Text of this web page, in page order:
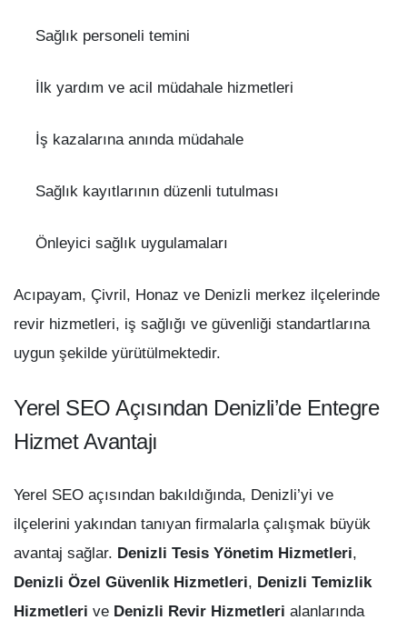
Sağlık personeli temini
İlk yardım ve acil müdahale hizmetleri
İş kazalarına anında müdahale
Sağlık kayıtlarının düzenli tutulması
Önleyici sağlık uygulamaları
Acıpayam, Çivril, Honaz ve Denizli merkez ilçelerinde
revir hizmetleri, iş sağlığı ve güvenliği standartlarına
uygun şekilde yürütülmektedir.
Yerel SEO Açısından Denizli’de Entegre
Hizmet Avantajı
Yerel SEO açısından bakıldığında, Denizli’yi ve
ilçelerini yakından tanıyan firmalarla çalışmak büyük
avantaj sağlar. Denizli Tesis Yönetim Hizmetleri,
Denizli Özel Güvenlik Hizmetleri, Denizli Temizlik
Hizmetleri ve Denizli Revir Hizmetleri alanlarında